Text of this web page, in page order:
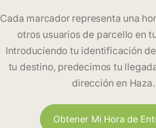
Cada marcador representa una
otros usuarios de parcello en
Introduciendo tu identificación
tu destino, predecimos tu
dirección en Haza.
Obtener Mi Hora de